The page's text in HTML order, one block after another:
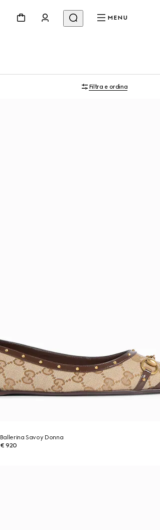
MENU
Filtra e ordina
Ballerina Savoy Donna
€ 920